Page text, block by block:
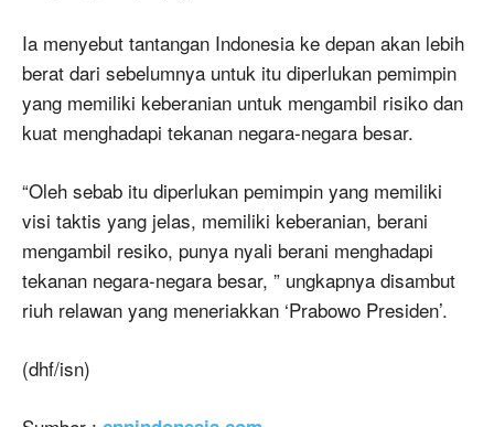
Ia menyebut tantangan Indonesia ke depan akan lebih
berat dari sebelumnya untuk itu diperlukan pemimpin
yang memiliki keberanian untuk mengambil risiko dan
kuat menghadapi tekanan negara-negara besar.
“Oleh sebab itu diperlukan pemimpin yang memiliki
visi taktis yang jelas, memiliki keberanian, berani
mengambil resiko, punya nyali berani menghadapi
tekanan negara-negara besar, ” ungkapnya disambut
riuh relawan yang meneriakkan ‘Prabowo Presiden’.
(dhf/isn)